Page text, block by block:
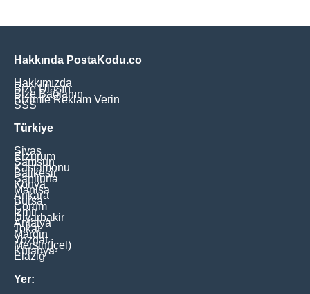
Hakkında PostaKodu.co
Hakkımızda
Bize Ulaşın
Bize Bağlanın
Bizimle Reklam Verin
SSS
Türkiye
Sivas
Erzurum
Samsun
Kastamonu
Balikesir
Şanliurfa
Konya
Manisa
Ankara
Bursa
Çorum
İzmir
Diyarbakir
Antalya
Tokat
Mardin
Yozgat
Mersin(İçel)
Kütahya
Elaziğ
Yer: